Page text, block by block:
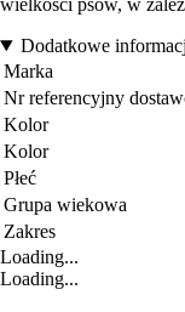
wielkości psów, w
Dodatkowe
Marka
Nr referencyjny
Kolor
Kolor
Płeć
Grupa wiekowa
Zakres
Loading...
Loading...